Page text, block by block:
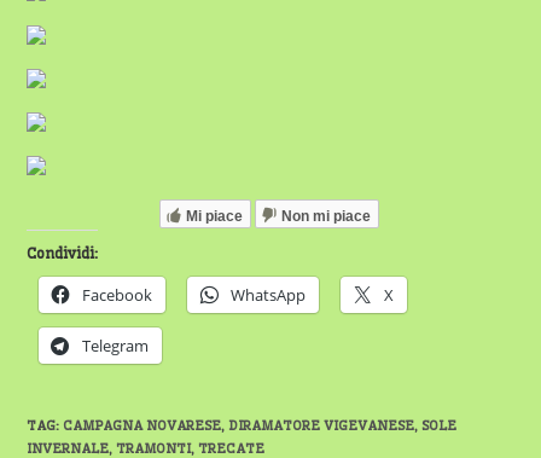
Mi piace Non mi piace
Condividi:
Facebook WhatsApp X
Telegram
TAG: CAMPAGNA NOVARESE, DIRAMATORE VIGEVANESE, SOLE
INVERNALE, TRAMONTI, TRECATE